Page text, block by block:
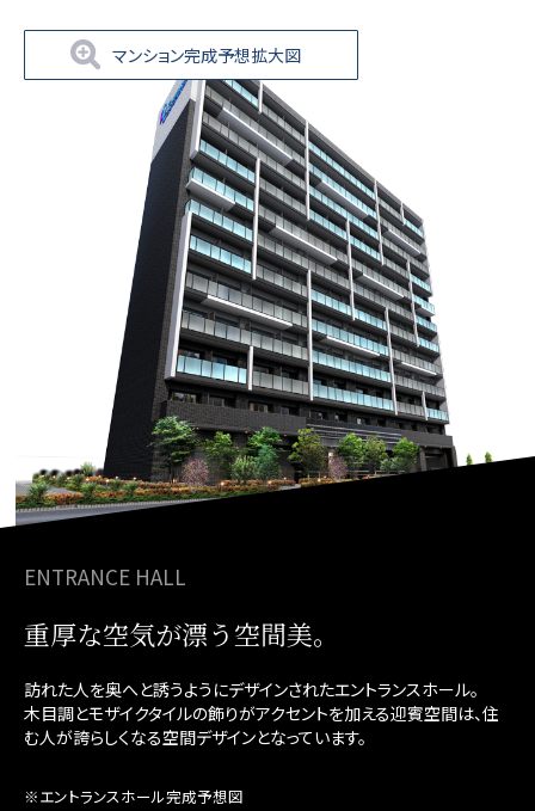
マンション完成予想拡大図
ENTRANCE HALL
重厚な空気が漂う空間美。
訪れた人を奥へと誘うようにデザインされたエントランスホール。
木目調とモザイクタイルの飾りがアクセントを加える迎賓空間は、住
む人が誇らしくなる空間デザインとなっています。
※エントランスホール完成予想図